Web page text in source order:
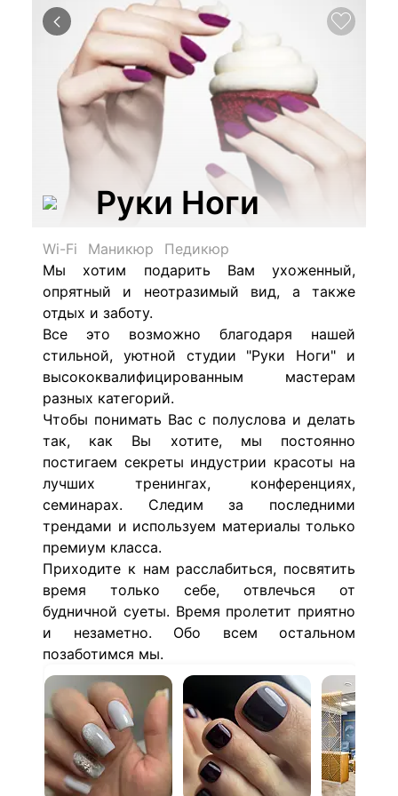
Руки Ноги
Wi-Fi Маникюр
Педикюр
Мы хотим подарить Вам ухоженный,
опрятный и неотразимый вид, а также
отдых и заботу.
Все это возможно благодаря нашей
стильной, уютной студии "Руки Ноги" и
высококвалифицированным мастерам
разных категорий.
Чтобы понимать Вас с полуслова и делать
так, как Вы хотите, мы постоянно
постигаем секреты индустрии красоты на
лучших тренингах, конференциях,
семинарах. Следим за последними
трендами и используем материалы только
премиум класса.
Приходите к нам расслабиться, посвятить
время только себе, отвлечься от
будничной суеты. Время пролетит приятно
и незаметно. Обо всем остальном
позаботимся мы.